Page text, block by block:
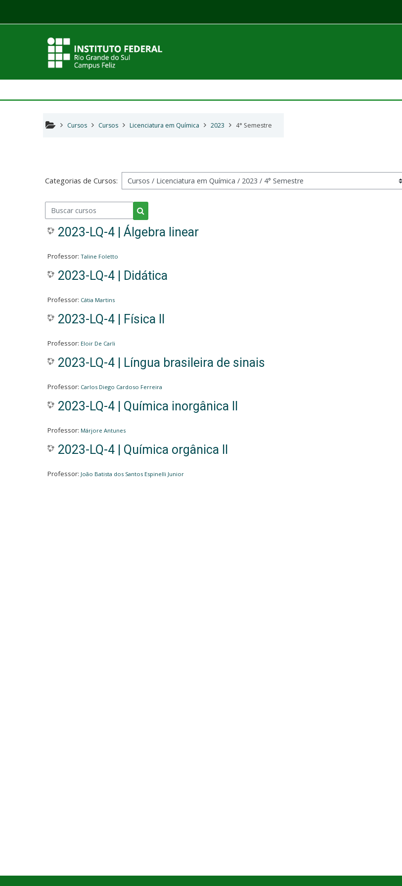
Cursos Cursos Licenciatura em Química 2023 4° Semestre
Categorias de Cursos:
Buscar cursos
Buscar cursos
2023-LQ-4 | Álgebra linear
Professor: Taline Foletto
2023-LQ-4 | Didática
Professor: Cátia Martins
2023-LQ-4 | Física II
Professor: Eloir De Carli
2023-LQ-4 | Língua brasileira de sinais
Professor: Carlos Diego Cardoso Ferreira
2023-LQ-4 | Química inorgânica II
Professor: Márjore Antunes
2023-LQ-4 | Química orgânica II
Professor: João Batista dos Santos Espinelli Junior